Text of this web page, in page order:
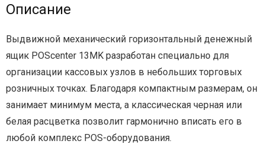
Описание
Выдвижной механический горизонтальный денежный
ящик POScenter 13MK разработан специально для
организации кассовых узлов в небольших торговых
розничных точках. Благодаря компактным размерам, он
занимает минимум места, а классическая черная или
белая расцветка позволит гармонично вписать его в
любой комплекс POS-оборудования.